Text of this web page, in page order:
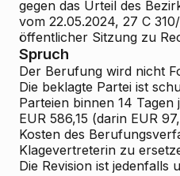
gegen das Urteil des
vom 22.05.2024, 27 C
öffentlicher Sitzung zu
Spruch
Der Berufung wird nicht
Die beklagte Partei ist
Parteien binnen 14
EUR 586,15 (darin EUR
Kosten des
Klagevertreterin zu
Die Revision ist jedenfalls